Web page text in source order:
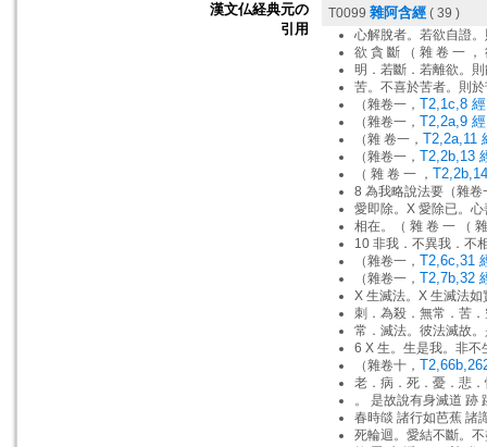
漢文仏経典元の
引用
T0099 雜阿含經 ( 39 )
心解脫者。若欲自證
欲 貪 斷 （ 雜 卷 一 ，
明．若斷．若離欲。
苦。不喜於苦者。則
（雜卷一， T2,1c,8 經
（雜卷一， T2,2a,9 經
（雜 卷一， T2,2a,11
（雜卷一， T2,2b,13
（ 雜 卷 一 ，
8 為我略說法要（雜卷
愛即除。X 愛除已。
相在。（ 雜 卷 一 （
10 非我．不異我．不
（雜卷一， T2,6c,31
（雜卷一， T2,7b,32
X 生滅法。X 生滅法
刺．為殺．無常．苦
常．滅法。彼法滅故
6 X 生。生是我。非不
（雜卷十，
老．病．死．憂．悲
。 是故說有身滅道 跡
春時燄 諸行如芭蕉 諸
死輪迴。愛結不斷。